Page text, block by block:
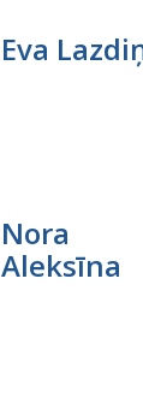
Eva
Nora
Aleksīna